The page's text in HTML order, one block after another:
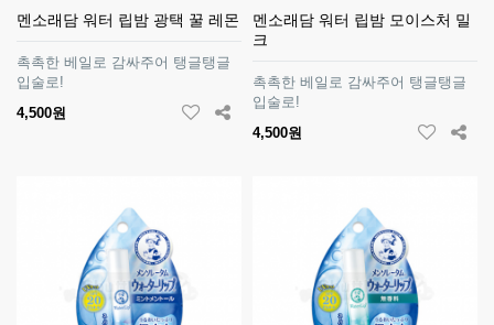
멘소래담 워터 립밤 광택 꿀 레몬
촉촉한 베일로 감싸주어 탱글탱글
입술로!
4,500원
멘소래담 워터 립밤 모이스처 밀
크
촉촉한 베일로 감싸주어 탱글탱글
입술로!
4,500원